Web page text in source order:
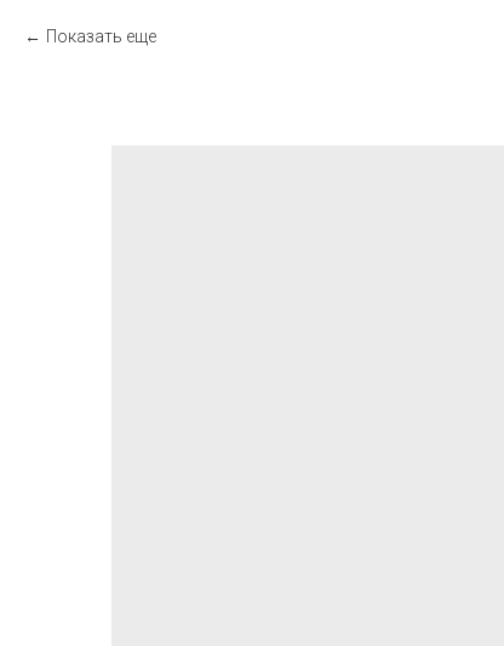
Показать еще